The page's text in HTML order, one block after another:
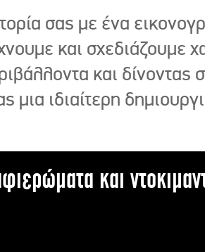
σας με ένα
και σχεδιάζουμε
και δίνοντας
μια ιδιαίτερη
και